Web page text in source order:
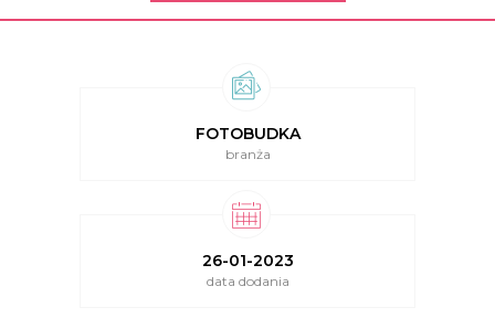
FOTOBUDKA
branża
26-01-2023
data dodania